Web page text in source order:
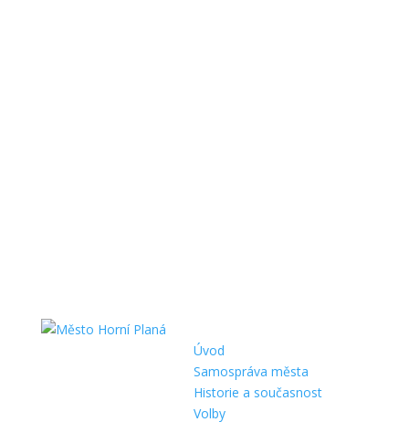
Úvod
Samospráva města
Historie a současnost
Volby